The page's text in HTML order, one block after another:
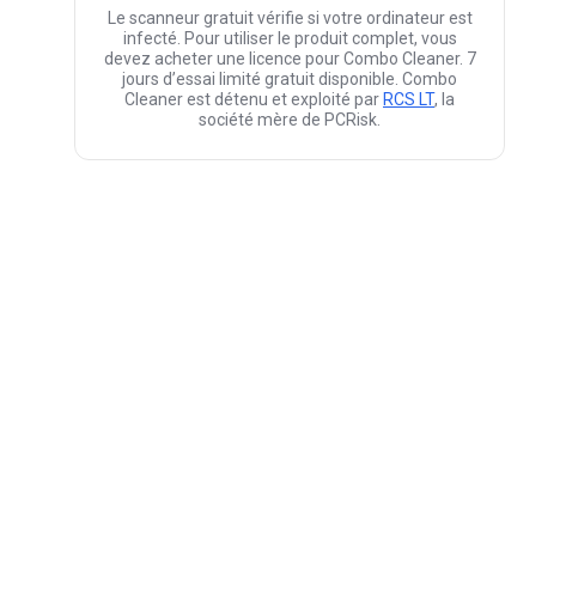
Le scanneur gratuit vérifie si votre ordinateur est
infecté. Pour utiliser le produit complet, vous
devez acheter une licence pour Combo Cleaner. 7
jours d’essai limité gratuit disponible. Combo
Cleaner est détenu et exploité par RCS LT, la
société mère de PCRisk.